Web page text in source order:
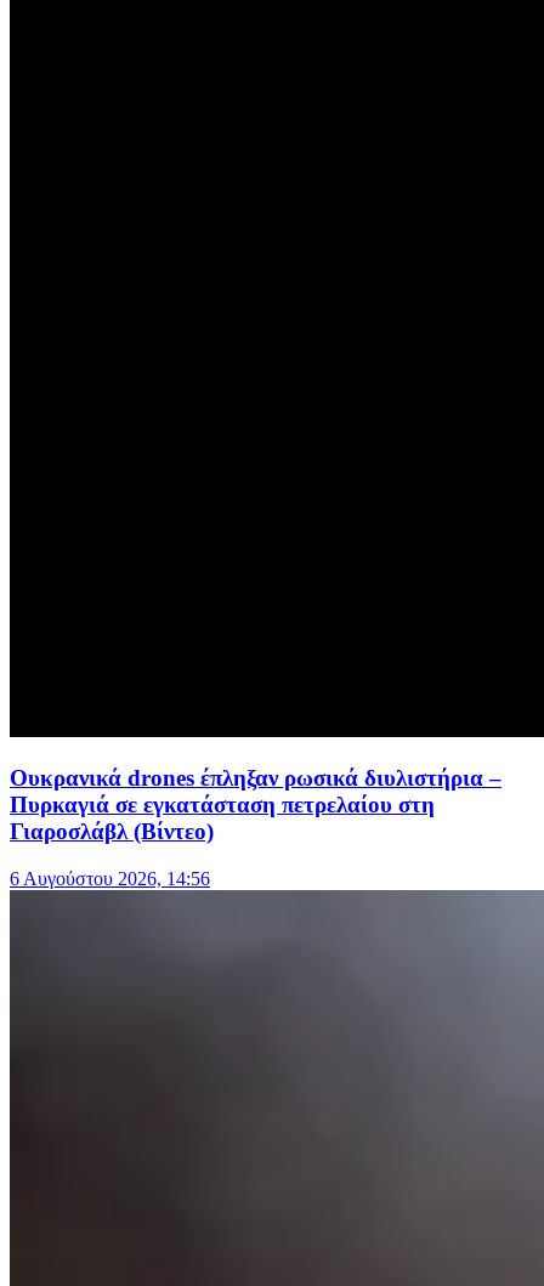
Ουκρανικά drones έπληξαν ρωσικά διυλιστήρια –
Πυρκαγιά σε εγκατάσταση πετρελαίου στη
Γιαροσλάβλ (Βίντεο)
6 Αυγούστου 2026, 14:56